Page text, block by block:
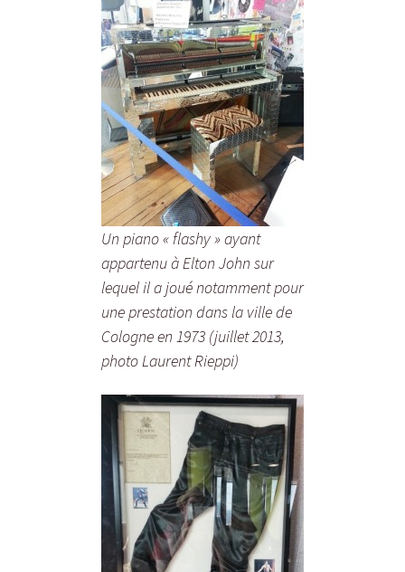
Un piano « flashy » ayant
appartenu à Elton John sur
lequel il a joué notamment pour
une prestation dans la ville de
Cologne en 1973 (juillet 2013,
photo Laurent Rieppi)